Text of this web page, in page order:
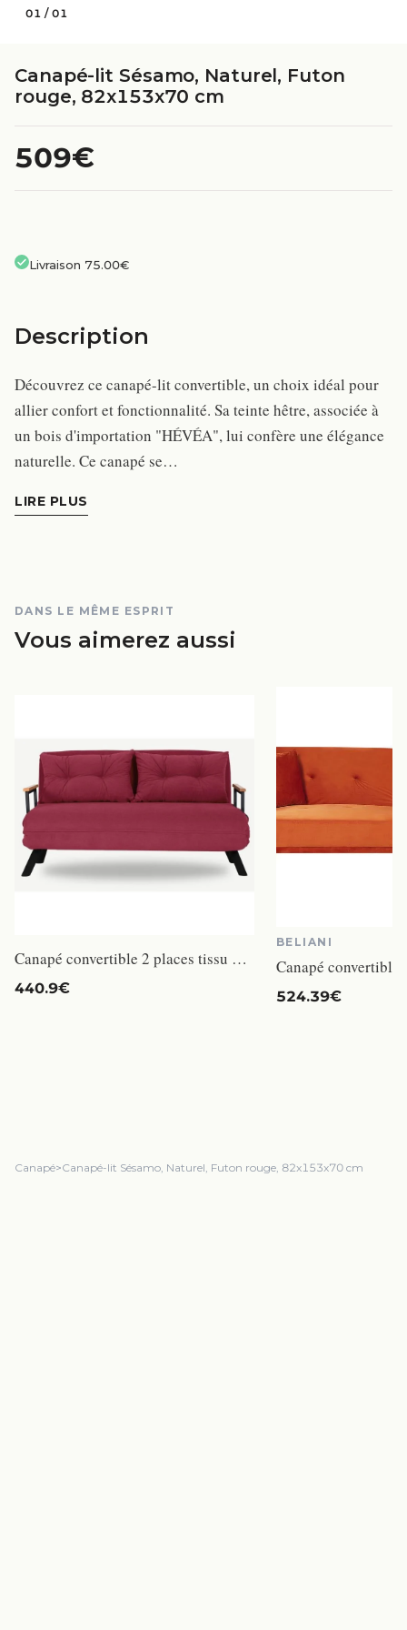
01 /01
Canapé-lit Sésamo, Naturel, Futon
rouge, 82x153x70 cm
509€
Livraison 75.00€
Description
Découvrez ce canapé-lit convertible, un choix idéal pour
allier confort et fonctionnalité. Sa teinte hêtre, associée à
un bois d'importation "HÉVÉA", lui confère une élégance
naturelle. Ce canapé se…
LIRE PLUS
DANS LE MÊME ESPRIT
Vous aimerez aussi
Canapé convertible 2 places tissu bordeaux Sylvano 133 cm
440.9€
BELIANI
524.39€
Canapé>Canapé-lit Sésamo, Naturel, Futon rouge, 82x153x70 cm